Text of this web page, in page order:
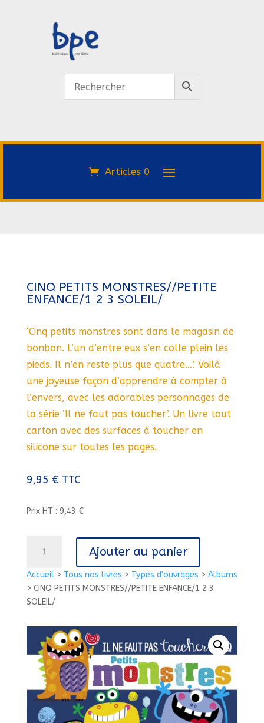
Articles 0
Accueil> Tous nos livres > Types d'ouvrages > Albums
> CINQ PETITS MONSTRES//PETITE ENFANCE/1 2 3
SOLEIL/
CINQ PETITS MONSTRES//PETITE
ENFANCE/1 2 3 SOLEIL/
‘Cinq petits monstres sont dans le magasin de
bonbon. L’un d’entre eux s’en colle plein les
pieds. Il n’en reste plus que quatre…’. Voilà
une joyeuse façon d’apprendre à compter à
l’envers, avec les adorables personnages de
la série ‘Il ne faut pas toucher’. Un livre tout
carton avec des surfaces à toucher en
silicone sur toutes les pages.
9,95 € TTC
Prix HT : 9,43 €
CINQ
PETITS
MONSTRES//PETITE
SOLEIL/
Ajouter au panier